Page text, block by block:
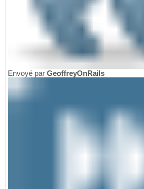
Envoyé par GeoffreyOnRails